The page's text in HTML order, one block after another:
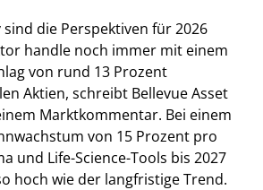
die Perspektiven für 2026
handle noch immer mit einem
von rund 13 Prozent
Aktien, schreibt Bellevue Asset
Marktkommentar. Bei einem
von 15 Prozent pro
und Life-Science-Tools bis 2027
hoch wie der langfristige Trend.